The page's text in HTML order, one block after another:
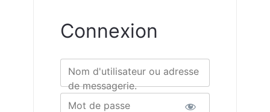
Connexion
Nom d'utilisateur ou adresse
de messagerie.
Mot de passe